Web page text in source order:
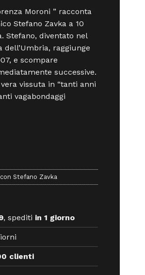
Moroni ” racconta
Stefano Zavka a 10
Stefano, diventato nel
raggiunge
e scompare
successive.
vissuta in “tanti anni
vagabondaggi
Stefano Zavka
, spediti in 1 giorno
clienti